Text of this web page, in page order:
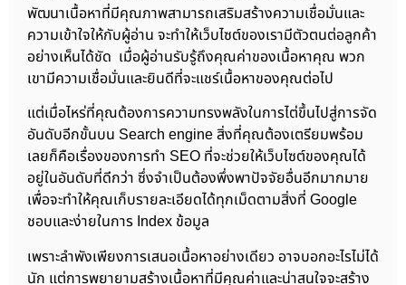
พัฒนาเนื้อหาที่มีคุณภาพสามารถเสริมสร้างความเชื่อมั่นและ
ความเข้าใจให้กับผู้อ่าน จะทำให้เว็บไซต์ของเรามีตัวตนต่อลูกค้า
อย่างเห็นได้ชัด เมื่อผู้อ่านรับรู้ถึงคุณค่าของเนื้อหาคุณ พวก
เขามีความเชื่อมั่นและยินดีที่จะแชร์เนื้อหาของคุณต่อไป
แต่เมื่อไหร่ที่คุณต้องการความทรงพลังในการไต่ขึ้นไปสู่การจัด
อันดับอีกขั้นบน Search engine สิ่งที่คุณต้องเตรียมพร้อม
เลยก็คือเรื่องของการทำ SEO ที่จะช่วยให้เว็บไซต์ของคุณได้
อยู่ในอันดับที่ดีกว่า ซึ่งจำเป็นต้องพึ่งพาปัจจัยอื่นอีกมากมาย
เพื่อจะทำให้คุณเก็บรายละเอียดได้ทุกเม็ดตามสิ่งที่ Google
ชอบและง่ายในการ Index ข้อมูล
เพราะลำพังเพียงการเสนอเนื้อหาอย่างเดียว อาจบอกอะไรไม่ได้
นัก แต่การพยายามสร้างเนื้อหาที่มีคุณค่าและน่าสนใจจะสร้าง